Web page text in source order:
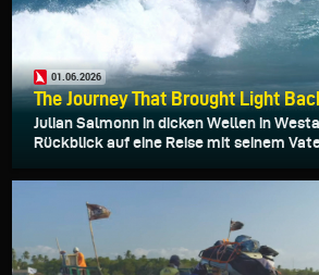
01.06.2026
The Journey That Brought Light
Julian Salmonn in dicken Wellen in
Rückblick auf eine Reise mit seinem